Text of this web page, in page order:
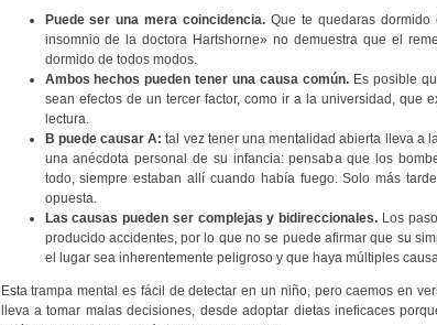
Puede ser una mera coincidencia. Que te quedaras dormido
insomnio de la doctora Hartshorne» no demuestra que el
dormido de todos modos.
Ambos hechos pueden tener una causa común.Es posible
sean efectos de un tercer factor, como ir a la universidad, que
lectura.
B puede causar A: tal vez tener una mentalidad abierta lleva a
una anécdota personal de su infancia: pensaba que los
todo, siempre estaban allí cuando había fuego. Solo más
opuesta.
Las causas pueden ser complejas y bidireccionales. Los
producido accidentes, por lo que no se puede afirmar que su
el lugar sea inherentemente peligroso y que haya múltiples
Esta trampa mental es fácil de detectar en un niño, pero caemos en
lleva a tomar malas decisiones, desde adoptar dietas ineficaces